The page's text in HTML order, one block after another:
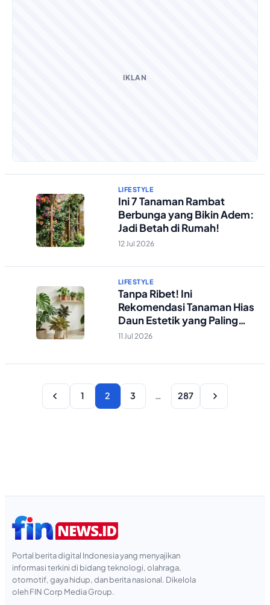
IKLAN
LIFESTYLE
Ini 7 Tanaman Rambat
Berbunga yang Bikin Adem:
Jadi Betah di Rumah!
12 Jul 2026
LIFESTYLE
Tanpa Ribet! Ini
Rekomendasi Tanaman Hias
Daun Estetik yang Paling
Mudah Dirawat
11 Jul 2026
1 2 3 … 287
Portal berita digital Indonesia yang menyajikan
informasi terkini di bidang teknologi, olahraga,
otomotif, gaya hidup, dan berita nasional. Dikelola
oleh FIN Corp Media Group.